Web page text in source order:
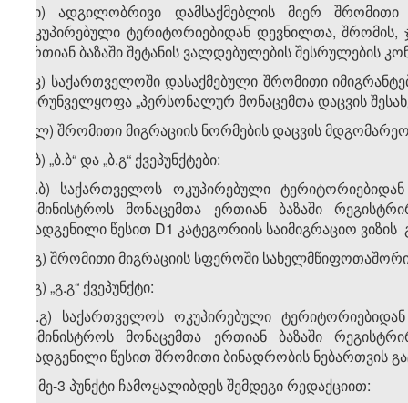
ა.ი) ადგილობრივი დამსაქმებლის მიერ შრომითი
ოკუპირებული ტერიტორიებიდან დევნილთა,
ერთიან ბაზაში შეტანის ვალდებულების შესრულების
ა.კ) საქართველოში დასაქმებული შრომითი
უზრუნველყოფა „პერსონალურ მონაცემთა დაცვის
ა.ლ) შრომითი მიგრაციის ნორმების დაცვის
ა.ბ) „ბ.ბ“ და „ბ.გ“ ქვეპუნქტები:
„ბ.ბ) საქართველოს ოკუპირებული
სამინისტროს მონაცემთა ერთიან ბაზაში
დადგენილი წესით D1 კატეგორიის საიმიგრაციო ვიზის
ბ.გ) შრომითი მიგრაციის სფეროში
ა.გ) „გ.გ“ ქვეპუნქტი:
„გ.გ) საქართველოს ოკუპირებული
სამინისტროს მონაცემთა ერთიან ბაზაში
დადგენილი წესით შრომითი ბინადრობის ნებართვის
ბ) მე-3 პუნქტი ჩამოყალიბდეს შემდეგი რედაქციით: